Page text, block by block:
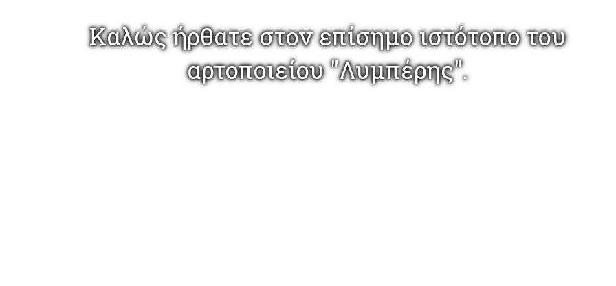
Καλώς ήρθατε στον επίσημο ιστότοπο του
αρτοποιείου "Λυμπέρης".